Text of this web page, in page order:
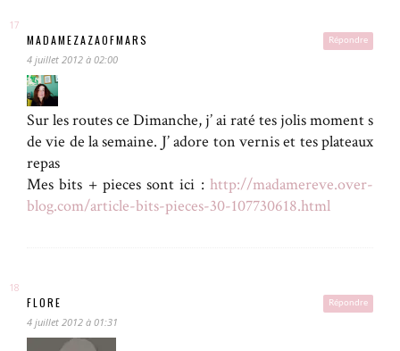
Répondre
MADAMEZAZAOFMARS
4 juillet 2012 à 02:00
Sur les routes ce Dimanche, j’ ai raté tes jolis moment s
de vie de la semaine. J’ adore ton vernis et tes plateaux
repas
Mes bits + pieces sont ici : http://madamereve.over-
blog.com/article-bits-pieces-30-107730618.html
Répondre
FLORE
4 juillet 2012 à 01:31